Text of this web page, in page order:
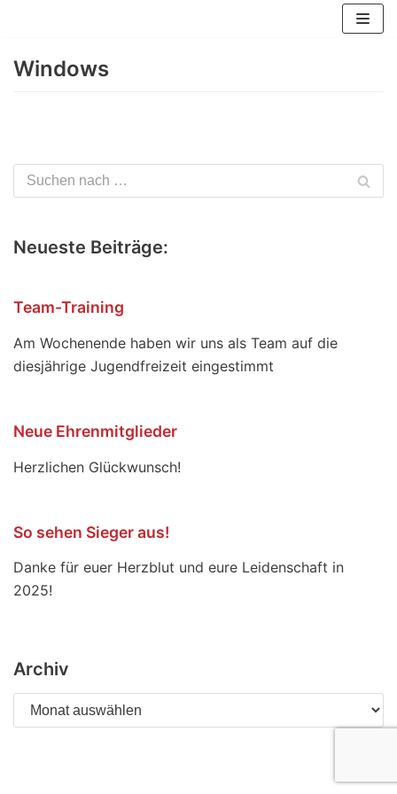
springen
Windows
Neueste Beiträge:
Team-Training
Am Wochenende haben wir uns als Team auf die
diesjährige Jugendfreizeit eingestimmt
Neue Ehrenmitglieder
Herzlichen Glückwunsch!
So sehen Sieger aus!
Danke für euer Herzblut und eure Leidenschaft in
2025!
Archiv